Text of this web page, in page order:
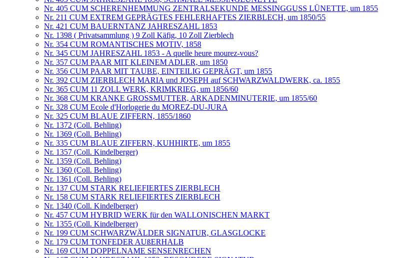
Nr. 405 CUM SCHERENHEMMUNG ZENTRALSEKUNDE MESSINGGUSS LÜNETTE, um 1855
Nr. 211 CUM EXTREM GEPRÄGTES FEHLERHAFTES ZIERBLECH, um 1850/55
Nr. 421 CUM BAUERNTANZ JAHRESZAHL 1853
Nr. 1398 ( Privatsammlung ) 9 Zoll Käfig, 10 Zoll Zierblech
Nr. 354 CUM ROMANTISCHES MOTIV, 1858
Nr. 345 CUM JAHRESZAHL 1853 - A quelle heure mourez-vous?
Nr. 357 CUM PAAR MIT KLEINEM ADLER, um 1850
Nr. 356 CUM PAAR MIT TAUBE, EINTEILIG GEPRÄGT, um 1855
Nr. 392 CUM ZIERBLECH MARIA und JOSEPH auf SCHWARZWALDWERK, ca. 1855
Nr. 365 CUM 11 ZOLL WERK, KRIMKRIEG, um 1856/60
Nr. 368 CUM KRANKE GROSSMUTTER, ARKADENMINUTERIE, um 1855/60
Nr. 328 CUM Ecole d'Horlogerie du MOREZ-DU-JURA
Nr. 325 CUM BLAUE ZIFFERN, 1855/1860
Nr. 1372 (Coll. Behling)
Nr. 1369 (Coll. Behling)
Nr. 335 CUM BLAUE ZIFFERN, KUHHIRTE, um 1855
Nr. 1357 (Coll. Kindelberger)
Nr. 1359 (Coll. Behling)
Nr. 1360 (Coll. Behling)
Nr. 1361 (Coll. Behling)
Nr. 137 CUM STARK RELIEFIERTES ZIERBLECH
Nr. 158 CUM STARK RELIEFIERTES ZIERBLECH
Nr. 1340 (Coll. Kindelberger)
Nr. 457 CUM HYBRID WERK für den WALLONISCHEN MARKT
Nr. 1355 (Coll. Kindelberger)
Nr. 199 CUM SCHWARZWÄLDER SIGNATUR, GLASGLOCKE
Nr. 179 CUM TONFEDER AUßERHALB
Nr. 169 CUM DOPPELNAME SENSENRECHEN